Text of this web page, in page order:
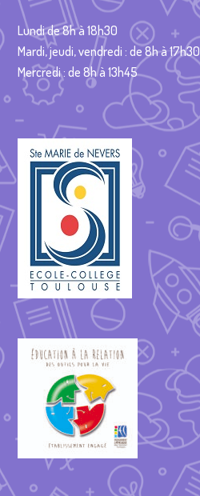
Lundi de 8h à 18h30
Mardi, jeudi, vendredi : de 8h à 17h30
Mercredi : de 8h à 13h45